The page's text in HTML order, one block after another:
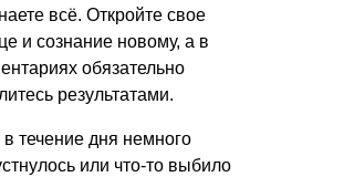
всё. Откройте свое
и сознание новому, а в
обязательно
результатами.
в течение дня немного
или что-то выбило